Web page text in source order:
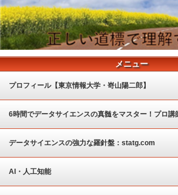
メニュー
プロフィール【東京情報大学・嵜山陽二郎】
6時間でデータサイエンスの真髄をマスター！プロ
ート
データサイエンスの強力な羅針盤：statg.com
AI・人工知能